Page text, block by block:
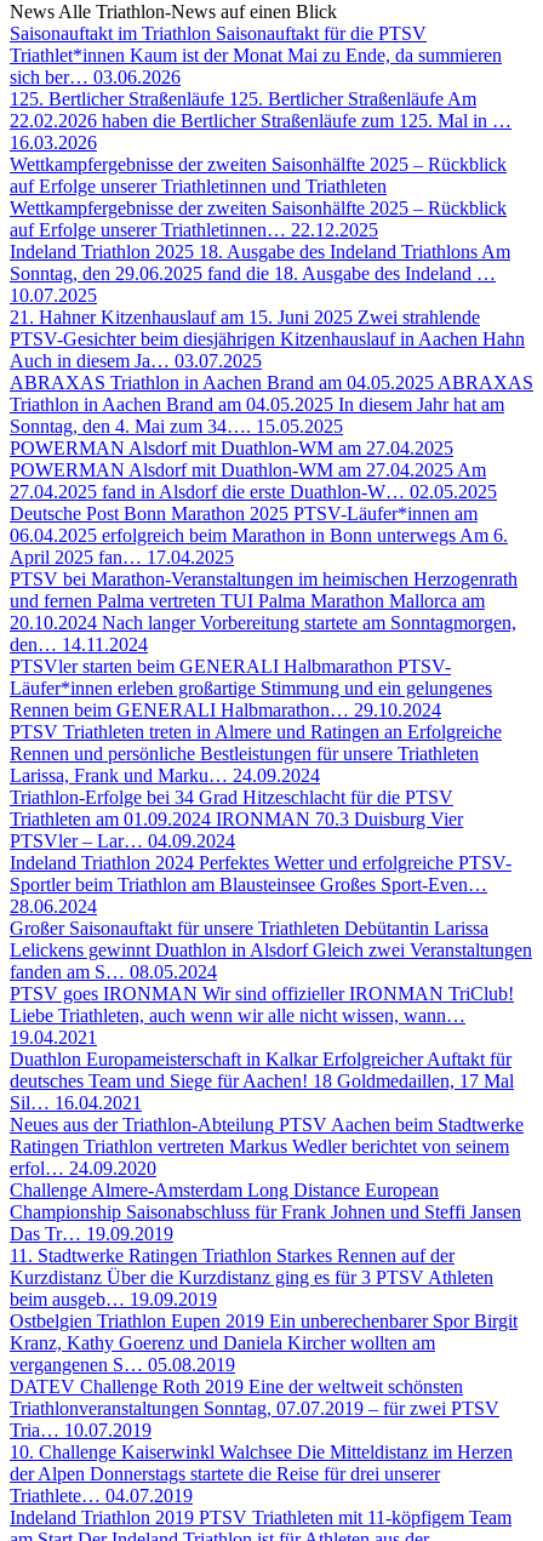
News Alle Triathlon-News auf einen Blick
Saisonauftakt im Triathlon Saisonauftakt für die PTSV
Triathlet*innen Kaum ist der Monat Mai zu Ende, da summieren
sich ber… 03.06.2026
125. Bertlicher Straßenläufe 125. Bertlicher Straßenläufe Am
22.02.2026 haben die Bertlicher Straßenläufe zum 125. Mal in …
16.03.2026
Wettkampfergebnisse der zweiten Saisonhälfte 2025 – Rückblick
auf Erfolge unserer Triathletinnen und Triathleten
Wettkampfergebnisse der zweiten Saisonhälfte 2025 – Rückblick
auf Erfolge unserer Triathletinnen… 22.12.2025
Indeland Triathlon 2025 18. Ausgabe des Indeland Triathlons Am
Sonntag, den 29.06.2025 fand die 18. Ausgabe des Indeland …
10.07.2025
21. Hahner Kitzenhauslauf am 15. Juni 2025 Zwei strahlende
PTSV-Gesichter beim diesjährigen Kitzenhauslauf in Aachen Hahn
Auch in diesem Ja… 03.07.2025
ABRAXAS Triathlon in Aachen Brand am 04.05.2025 ABRAXAS
Triathlon in Aachen Brand am 04.05.2025 In diesem Jahr hat am
Sonntag, den 4. Mai zum 34…. 15.05.2025
POWERMAN Alsdorf mit Duathlon-WM am 27.04.2025
POWERMAN Alsdorf mit Duathlon-WM am 27.04.2025 Am
27.04.2025 fand in Alsdorf die erste Duathlon-W… 02.05.2025
Deutsche Post Bonn Marathon 2025 PTSV-Läufer*innen am
06.04.2025 erfolgreich beim Marathon in Bonn unterwegs Am 6.
April 2025 fan… 17.04.2025
PTSV bei Marathon-Veranstaltungen im heimischen Herzogenrath
und fernen Palma vertreten TUI Palma Marathon Mallorca am
20.10.2024 Nach langer Vorbereitung startete am Sonntagmorgen,
den… 14.11.2024
PTSVler starten beim GENERALI Halbmarathon PTSV-
Läufer*innen erleben großartige Stimmung und ein gelungenes
Rennen beim GENERALI Halbmarathon… 29.10.2024
PTSV Triathleten treten in Almere und Ratingen an Erfolgreiche
Rennen und persönliche Bestleistungen für unsere Triathleten
Larissa, Frank und Marku… 24.09.2024
Triathlon-Erfolge bei 34 Grad Hitzeschlacht für die PTSV
Triathleten am 01.09.2024 IRONMAN 70.3 Duisburg Vier
PTSVler – Lar… 04.09.2024
Indeland Triathlon 2024 Perfektes Wetter und erfolgreiche PTSV-
Sportler beim Triathlon am Blausteinsee Großes Sport-Even…
28.06.2024
Großer Saisonauftakt für unsere Triathleten Debütantin Larissa
Lelickens gewinnt Duathlon in Alsdorf Gleich zwei Veranstaltungen
fanden am S… 08.05.2024
PTSV goes IRONMAN Wir sind offizieller IRONMAN TriClub!
Liebe Triathleten, auch wenn wir alle nicht wissen, wann…
19.04.2021
Duathlon Europameisterschaft in Kalkar Erfolgreicher Auftakt für
deutsches Team und Siege für Aachen! 18 Goldmedaillen, 17 Mal
Sil… 16.04.2021
Neues aus der Triathlon-Abteilung PTSV Aachen beim Stadtwerke
Ratingen Triathlon vertreten Markus Wedler berichtet von seinem
erfol… 24.09.2020
Challenge Almere-Amsterdam Long Distance European
Championship Saisonabschluss für Frank Johnen und Steffi Jansen
Das Tr… 19.09.2019
11. Stadtwerke Ratingen Triathlon Starkes Rennen auf der
Kurzdistanz Über die Kurzdistanz ging es für 3 PTSV Athleten
beim ausgeb… 19.09.2019
Ostbelgien Triathlon Eupen 2019 Ein unberechenbarer Spor Birgit
Kranz, Kathy Goerenz und Daniela Kircher wollten am
vergangenen S… 05.08.2019
DATEV Challenge Roth 2019 Eine der weltweit schönsten
Triathlonveranstaltungen Sonntag, 07.07.2019 – für zwei PTSV
Tria… 10.07.2019
10. Challenge Kaiserwinkl Walchsee Die Mitteldistanz im Herzen
der Alpen Donnerstags startete die Reise für drei unserer
Triathlete… 04.07.2019
Indeland Triathlon 2019 PTSV Triathleten mit 11-köpfigem Team